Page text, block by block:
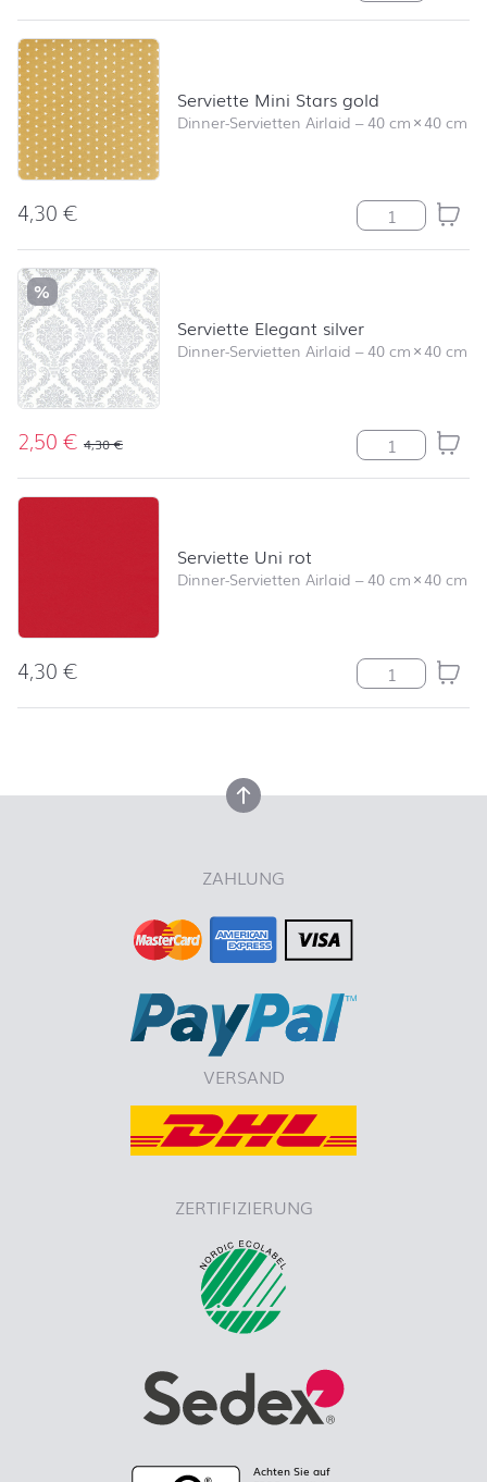
Serviette Mini Stars gold
Dinner-Servietten Airlaid –40 cm×40 cm
4,30€ Serviette Mini
%
Serviette Elegant silver
Dinner-Servietten Airlaid –40 cm×40 cm
2,50€ 4,30€ Serviette
Serviette Uni rot
Dinner-Servietten Airlaid –40 cm×40 cm
4,30€ Serviette Uni
nach oben
ZAHLUNG
VERSAND
ZERTIFIZIERUNG
Achten Sie auf